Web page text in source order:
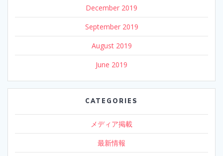
December 2019
September 2019
August 2019
June 2019
CATEGORIES
メディア掲載
最新情報